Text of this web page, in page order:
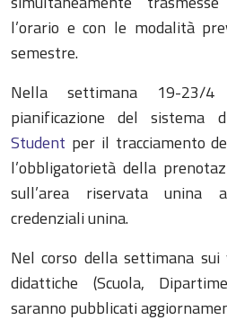
l’orario e con le modalità
semestre.
Nella settimana 19-23/
pianificazione del sistema
Student per il tracciamento
l’obbligatorietà della
sull’area riservata unina
credenziali unina.
Nel corso della settimana
didattiche (Scuola,
saranno pubblicati